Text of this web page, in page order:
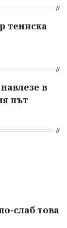
тениска
в
път
слаб това